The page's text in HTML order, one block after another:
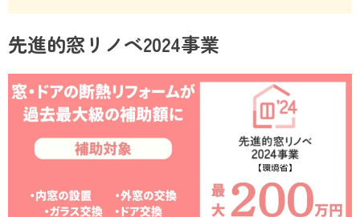
先進的窓リノベ2024事業